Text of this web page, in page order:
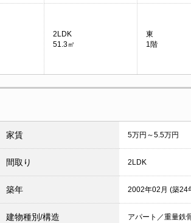
2LDK
51.3㎡
東
1階
家賃 5万円～5.5万円
間取り 2LDK
築年 2002年02月 (築24
建物種別/構造 アパート／重量鉄